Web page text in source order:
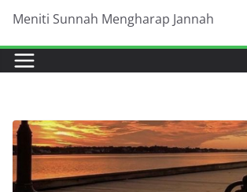
Meniti Sunnah Mengharap Jannah